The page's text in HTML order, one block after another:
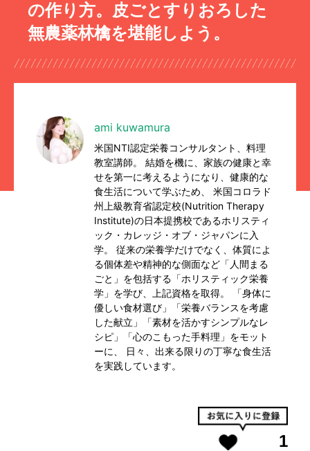
の作り方。皮ごとすりおろした
無農薬林檎を堪能しよう。
ami kuwamura
米国NTI認定栄養コンサルタント、料理
教室講師。 結婚を機に、家族の健康と幸
せを第一に考えるようになり、健康的な
食生活について学ぶため、 米国コロラド
州上級教育省認定校(Nutrition Therapy
Institute)の日本提携校であるホリスティ
ック・カレッジ・オブ・ジャパンに入
学。 従来の栄養学だけでなく、体質によ
る個体差や精神的な側面など「人間まる
ごと」を包括する「ホリスティック栄養
学」を学び、上記資格を取得。 「身体に
優しい食材選び」「栄養バランスを考慮
した献立」「素材を活かすシンプルなレ
シピ」「心のこもった手料理」をモット
ーに、 日々、出来る限りの丁寧な食生活
を実践しています。
1